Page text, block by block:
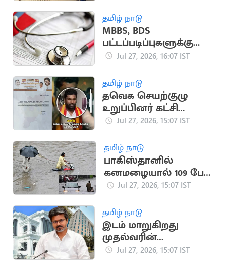
தமிழ் நாடு
MBBS, BDS
பட்டப்படிப்புகளுக்கு
விண்ணப்பிக்க கால
Jul 27, 2026, 16:07 IST
தமிழ் நாடு
தவெக செயற்குழு
உறுப்பினர் கட்சி
பொறுப்பில் இருந்து
Jul 27, 2026, 15:07 IST
தமிழ் நாடு
பாகிஸ்தானில்
கனமழையால் 109 பேர்
பலி,
பாதிப்பு
Jul 27, 2026, 15:07 IST
தமிழ் நாடு
இடம் மாறுகிறது
முதல்வரின்
அலுவலகம்..
Jul 27, 2026, 15:07 IST